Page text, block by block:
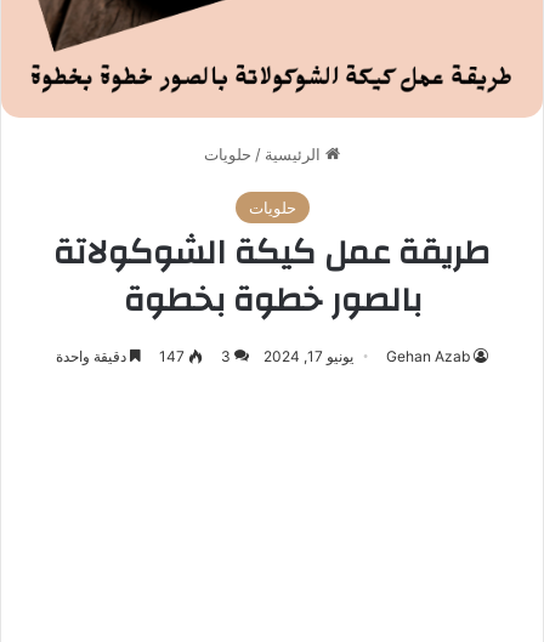
الرئيسية / حلويات
حلويات
طريقة عمل كيكة الشوكولاتة
بالصور خطوة بخطوة
Gehan Azab يونيو 17, 2024 3
147 دقيقة واحدة